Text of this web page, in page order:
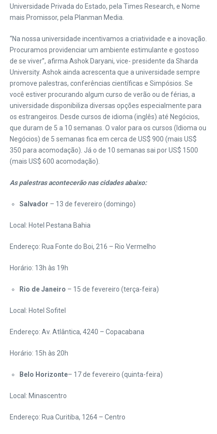
Universidade Privada do Estado, pela Times Research, e Nome
mais Promissor, pela Planman Media.
“Na nossa universidade incentivamos a criatividade e a inovação.
Procuramos providenciar um ambiente estimulante e gostoso
de se viver”, afirma Ashok Daryani, vice- presidente da Sharda
University. Ashok ainda acrescenta que a universidade sempre
promove palestras, conferências científicas e Simpósios. Se
você estiver procurando algum curso de verão ou de férias, a
universidade disponibiliza diversas opções especialmente para
os estrangeiros. Desde cursos de idioma (inglês) até Negócios,
que duram de 5 a 10 semanas. O valor para os cursos (Idioma ou
Negócios) de 5 semanas fica em cerca de US$ 900 (mais US$
350 para acomodação). Já o de 10 semanas sai por US$ 1500
(mais US$ 600 acomodação).
As palestras acontecerão nas cidades abaixo:
Salvador – 13 de fevereiro (domingo)
Local: Hotel Pestana Bahia
Endereço: Rua Fonte do Boi, 216 – Rio Vermelho
Horário: 13h às 19h
Rio de Janeiro – 15 de fevereiro (terça-feira)
Local: Hotel Sofitel
Endereço: Av. Atlântica, 4240 – Copacabana
Horário: 15h às 20h
Belo Horizonte– 17 de fevereiro (quinta-feira)
Local: Minascentro
Endereço: Rua Curitiba, 1264 – Centro